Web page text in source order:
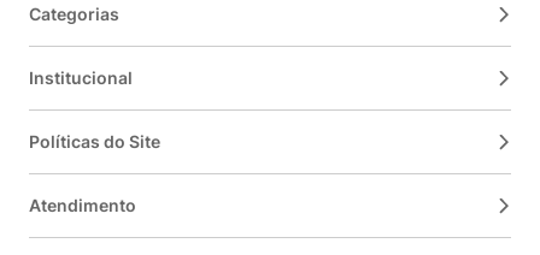
Categorias
Institucional
Políticas do Site
Atendimento